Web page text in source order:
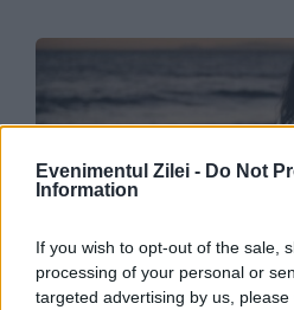
Evenimentul Zilei - Do Not
Information
If you wish to opt-out of the sale,
processing of your personal or
targeted advertising by us,